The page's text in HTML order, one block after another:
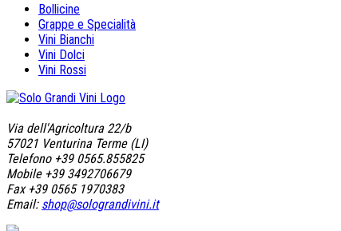
Bollicine
Grappe e Specialità
Vini Bianchi
Vini Dolci
Vini Rossi
Via dell'Agricoltura 22/b
57021 Venturina Terme (LI)
Telefono +39 0565.855825
Mobile +39 3492706679
Fax +39 0565 1970383
Email: shop@solograndivini.it